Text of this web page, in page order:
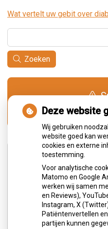
Wat vertelt uw gebit over
Zoeken
Adresgegevens
Wilhelminastraat 3
6373JS Landgraaf
045 5315 764
Deze website
Wij gebruiken
website goed kan
cookies en externe
toestemming.
Voor analytische
Matomo en Google
werken wij samen
en Reviews),
Instagram, X
Patiëntenvertellen
partijen kunnen